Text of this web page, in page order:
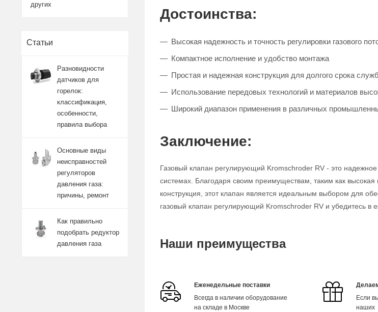
Достоинства:
Высокая надежность и точность регулировки газового
Компактное исполнение и удобство монтажа
Простая и надежная конструкция для долгого срока
Использование передовых технологий и материалов
Широкий диапазон применения в различных
Заключение:
Газовый клапан регулирующий Kromschroder RV - это
системах. Благодаря своим преимуществам, таким как высокая
конструкция, этот клапан является идеальным выбором для
газовый клапан регулирующий Kromschroder RV и убедитесь в
Наши преимущества
Еженедельные поставки
Всегда в наличии оборудование
на складе в Москве
Если
наших
других
Статьи
Разновидности
датчиков для
горелок:
классификация,
особенности,
правила выбора
Основные виды
неисправностей
регуляторов
давления газа:
причины, ремонт
Как правильно
подобрать редуктор
давления газа